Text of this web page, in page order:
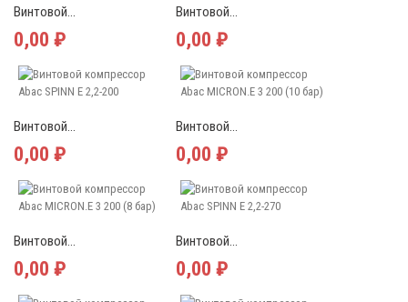
Винтовой...
0,00 ₽
Винтовой...
0,00 ₽
Винтовой...
0,00 ₽
Винтовой...
0,00 ₽
Винтовой...
0,00 ₽
Винтовой...
0,00 ₽